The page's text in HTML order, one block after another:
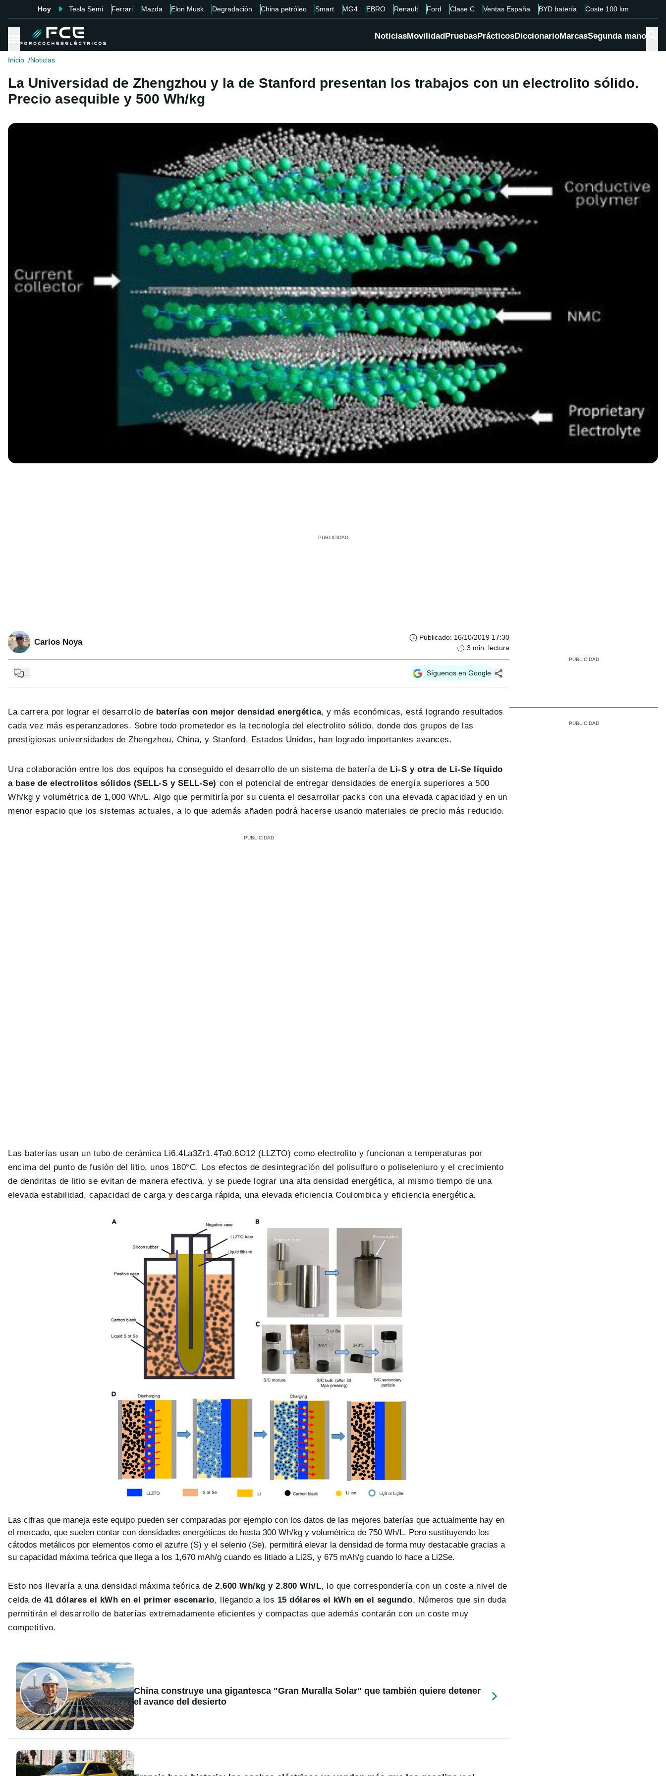
Hoy Tesla Semi Ferrari Mazda Elon Musk Degradación China petróleo Smart MG4 EBRO Renault Ford Clase C Ventas España BYD batería Coste 100 km
NoticiasMovilidadPruebasPrácticosDiccionarioMarcasSegunda mano
Inicio Noticias
La Universidad de Zhengzhou y la de Stanford presentan los trabajos con un electrolito sólido.
Precio asequible y 500 Wh/kg
Carlos Noya Publicado: 16/10/2019 17:30
3 min. lectura
Síguenos en Google
La carrera por lograr el desarrollo de baterías con mejor densidad energética, y más económicas, está logrando resultados
cada vez más esperanzadores. Sobre todo prometedor es la tecnología del electrolito sólido, donde dos grupos de las
prestigiosas universidades de Zhengzhou, China, y Stanford, Estados Unidos, han logrado importantes avances.
Una colaboración entre los dos equipos ha conseguido el desarrollo de un sistema de batería de Li-S y otra de Li-Se líquido
a base de electrolitos sólidos (SELL-S y SELL-Se) con el potencial de entregar densidades de energía superiores a 500
Wh/kg y volumétrica de 1,000 Wh/L. Algo que permitiría por su cuenta el desarrollar packs con una elevada capacidad y en un
menor espacio que los sistemas actuales, a lo que además añaden podrá hacerse usando materiales de precio más reducido.
Las baterías usan un tubo de cerámica Li6.4La3Zr1.4Ta0.6O12 (LLZTO) como electrolito y funcionan a temperaturas por
encima del punto de fusión del litio, unos 180°C. Los efectos de desintegración del polisulfuro o poliseleniuro y el crecimiento
de dendritas de litio se evitan de manera efectiva, y se puede lograr una alta densidad energética, al mismo tiempo de una
elevada estabilidad, capacidad de carga y descarga rápida, una elevada eficiencia Coulombica y eficiencia energética.
Las cifras que maneja este equipo pueden ser comparadas por ejemplo con los datos de las mejores baterías que actualmente hay en
el mercado, que suelen contar con densidades energéticas de hasta 300 Wh/kg y volumétrica de 750 Wh/L. Pero sustituyendo los
cátodos metálicos por elementos como el azufre (S) y el selenio (Se), permitirá elevar la densidad de forma muy destacable gracias a
su capacidad máxima teórica que llega a los 1,670 mAh/g cuando es litiado a Li2S, y 675 mAh/g cuando lo hace a Li2Se.
Esto nos llevaría a una densidad máxima teórica de2.600 Wh/kg y 2.800 Wh/L, lo que correspondería con un coste a nivel de
celda de 41 dólares el kWh en el primer escenario, llegando a los 15 dólares el kWh en el segundo. Números que sin duda
permitirán el desarrollo de baterías extremadamente eficientes y compactas que además contarán con un coste muy
competitivo.
China construye una gigantesca "Gran Muralla Solar" que también quiere detener
el avance del desierto